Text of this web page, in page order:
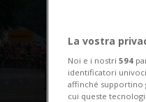
La vostra
Noi e i nostri 594
identificatori
affinché supportino
cui queste